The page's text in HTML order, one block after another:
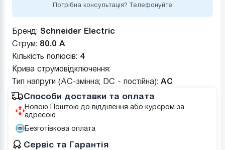
Потрібна консультація? Телефонуйте
Бренд: Schneider Electric
Струм: 80.0 А
Кількість полюсів: 4
Крива струмовідключення:
Тип напруги (AC-змінна; DC - постійна): AC
Способи доставки та оплата
Новою Поштою до відділення або курєром за
адресою
Безготівкова оплата
Сервіс та Гарантія